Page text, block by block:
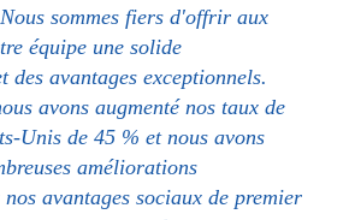
sommes fiers d'offrir aux
équipe une solide
des avantages exceptionnels.
avons augmenté nos taux de
Unis de 45 % et nous avons
améliorations
avantages sociaux de premier